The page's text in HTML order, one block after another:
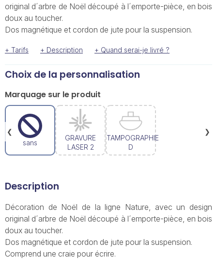
original d´arbre de Noël découpé à l´emporte-pièce, en bois
doux au toucher.
Dos magnétique et cordon de jute pour la suspension.
+ Tarifs + Description + Quand serai-je livré ?
Choix de la personnalisation
Marquage sur le produit
sans
GRAVURE
LASER 2
TAMPOGRAPHIE
D
❯
❮
Description
Décoration de Noël de la ligne Nature, avec un design
original d´arbre de Noël découpé à l´emporte-pièce, en bois
doux au toucher.
Dos magnétique et cordon de jute pour la suspension.
Comprend une craie pour écrire.